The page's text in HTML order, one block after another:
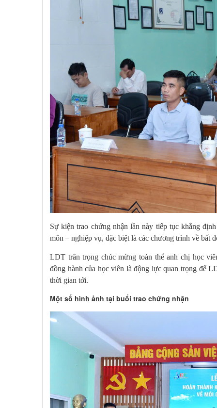
Sự kiện trao chứng nhận lần này tiếp tục khẳng
môn – nghiệp vụ, đặc biệt là các chương trình về bất
LDT trân trọng chúc mừng toàn thể anh chị học
đồng hành của học viên là động lực quan trọng để
thời gian tới.
Một số hình ảnh tại buổi trao chứng nhận